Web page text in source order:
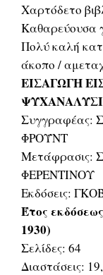
Χαρτόδετο
Καθαρεύουσα
Πολύ καλή
άκοπο /
ΕΙΣΑΓΩΓΗ
Συγγραφέας:
ΦΡΟΫΝΤ
Μετάφρασις:
ΦΕΡΕΝΤΙΝΟΥ
Εκδόσεις:
Έτος
1930)
Σελίδες: 64
Διαστάσεις: